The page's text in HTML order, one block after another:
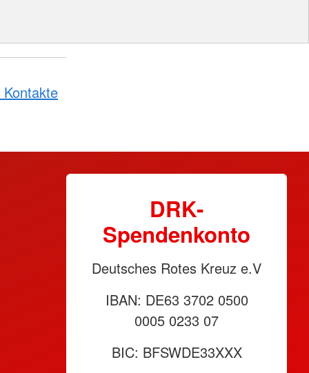
DRK-
Spendenkonto
Deutsches Rotes Kreuz e.V
IBAN: DE63 3702 0500
0005 0233 07
BIC: BFSWDE33XXX